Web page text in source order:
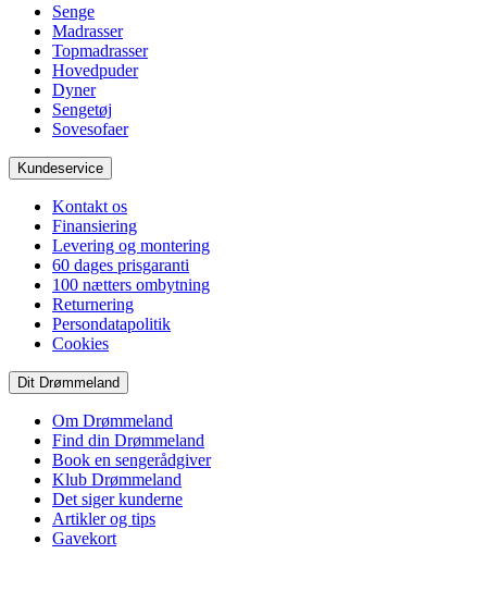
Senge
Madrasser
Topmadrasser
Hovedpuder
Dyner
Sengetøj
Sovesofaer
Kundeservice
Kontakt os
Finansiering
Levering og montering
60 dages prisgaranti
100 nætters ombytning
Returnering
Persondatapolitik
Cookies
Dit Drømmeland
Om Drømmeland
Find din Drømmeland
Book en sengerådgiver
Klub Drømmeland
Det siger kunderne
Artikler og tips
Gavekort